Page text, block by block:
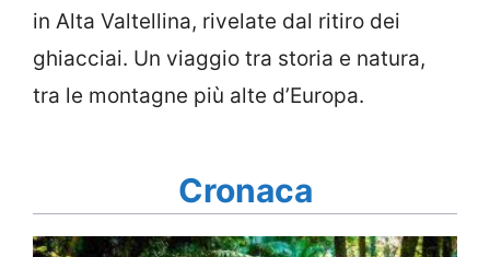
in Alta Valtellina, rivelate dal ritiro dei
ghiacciai. Un viaggio tra storia e natura,
tra le montagne più alte d’Europa.
Cronaca